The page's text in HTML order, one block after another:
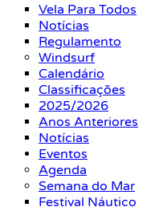
Vela Para Todos
Notícias
Regulamento
Windsurf
Calendário
Classificações
2025/2026
Anos Anteriores
Notícias
Eventos
Agenda
Semana do Mar
Festival Náutico